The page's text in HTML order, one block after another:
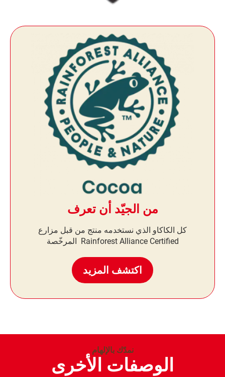
من الجيّد أن تعرف
كل الكاكاو الذي نستخدمه منتج من قبل مزارع
Rainforest Alliance Certified المرخّصة
اكتشف المزيد
نمدّك بالإلهام
الوصفات الأخرى